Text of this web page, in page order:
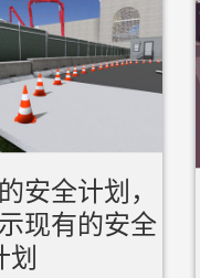
安全计划，
现有的安全
划